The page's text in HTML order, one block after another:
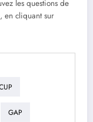
les questions de
en cliquant sur
GAP